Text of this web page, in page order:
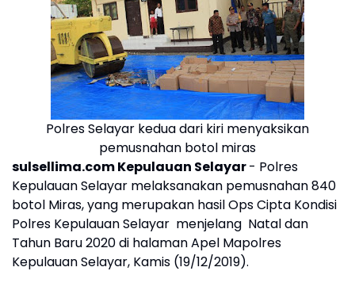
Polres Selayar kedua dari kiri menyaksikan
pemusnahan botol miras
sulsellima.com Kepulauan Selayar- Polres
Kepulauan Selayar melaksanakan pemusnahan 840
botol Miras, yang merupakan hasil Ops Cipta Kondisi
Polres Kepulauan Selayar menjelang Natal dan
Tahun Baru 2020 di halaman Apel Mapolres
Kepulauan Selayar, Kamis (19/12/2019).